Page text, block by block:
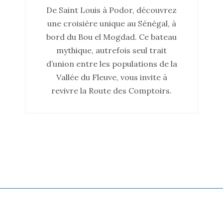
De Saint Louis à Podor, découvrez
une croisière unique au Sénégal, à
bord du Bou el Mogdad. Ce bateau
mythique, autrefois seul trait
d’union entre les populations de la
Vallée du Fleuve, vous invite à
revivre la Route des Comptoirs.